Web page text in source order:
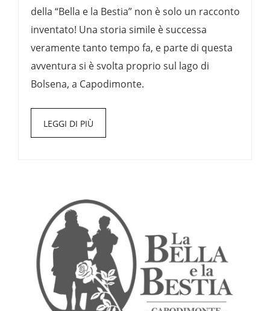
della “Bella e la Bestia” non è solo un racconto
inventato! Una storia simile è successa
veramente tanto tempo fa, e parte di questa
avventura si è svolta proprio sul lago di
Bolsena, a Capodimonte.
LEGGI DI PIÙ